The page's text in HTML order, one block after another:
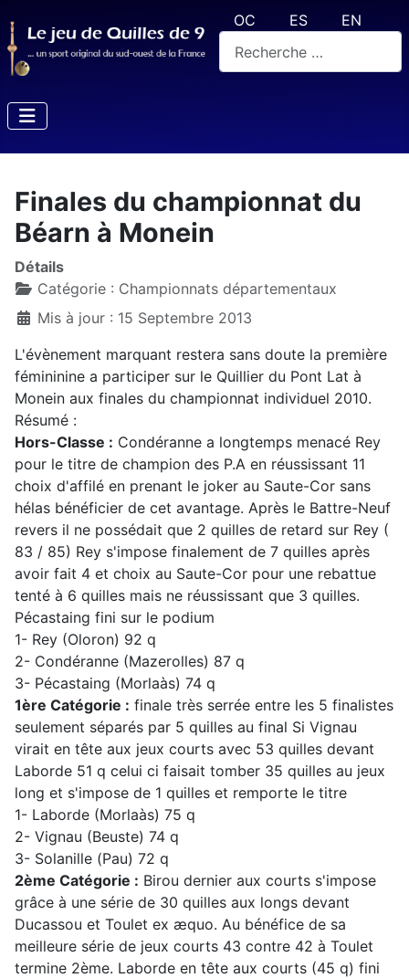
Sélectionnez votre langue
OC ES
EN
Finales du championnat du
Béarn à Monein
Détails
Catégorie : Championnats départementaux
Mis à jour : 15 Septembre 2013
L'évènement marquant restera sans doute la première
fémininine a participer sur le Quillier du Pont Lat à
Monein aux finales du championnat individuel 2010.
Résumé :
Hors-Classe : Condéranne a longtemps menacé Rey
pour le titre de champion des P.A en réussissant 11
choix d'affilé en prenant le joker au Saute-Cor sans
hélas bénéficier de cet avantage. Après le Battre-Neuf
revers il ne possédait que 2 quilles de retard sur Rey (
83 / 85) Rey s'impose finalement de 7 quilles après
avoir fait 4 et choix au Saute-Cor pour une rebattue
tenté à 6 quilles mais ne réussissant que 3 quilles.
Pécastaing fini sur le podium
1- Rey (Oloron) 92 q
2- Condéranne (Mazerolles) 87 q
3- Pécastaing (Morlaàs) 74 q
1ère Catégorie : finale très serrée entre les 5 finalistes
seulement séparés par 5 quilles au final Si Vignau
virait en tête aux jeux courts avec 53 quilles devant
Laborde 51 q celui ci faisait tomber 35 quilles au jeux
long et s'impose de 1 quilles et remporte le titre
1- Laborde (Morlaàs) 75 q
2- Vignau (Beuste) 74 q
3- Solanille (Pau) 72 q
2ème Catégorie : Birou dernier aux courts s'impose
grâce à une série de 30 quilles aux longs devant
Ducassou et Toulet ex æquo. Au bénéfice de sa
meilleure série de jeux courts 43 contre 42 à Toulet
termine 2ème. Laborde en tête aux courts (45 q) fini